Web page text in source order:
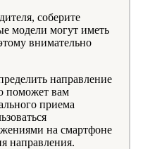
соберите
модели могут иметь
внимательно
направление
поможет вам
приема
на смартфоне
направления.